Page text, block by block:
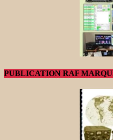
PUBLICATION RAF